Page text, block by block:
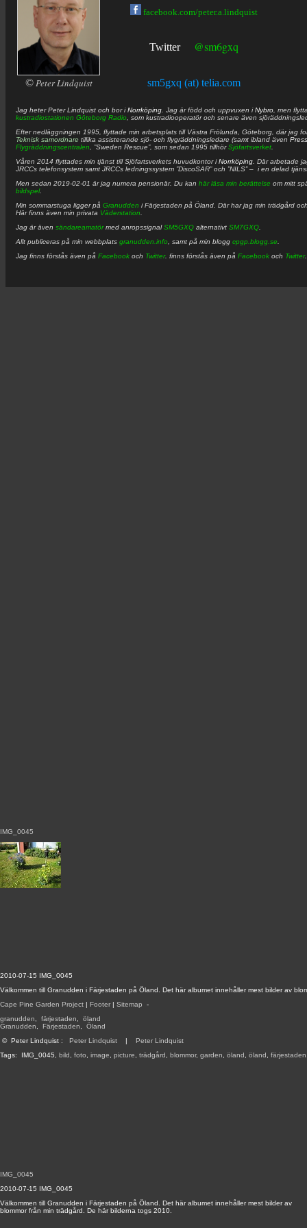
2010-07-15 IMG_0045
Välkommen till Granudden i Färjestaden på Öland. Det här albumet innehåller mest bilder av
Cape Pine Garden Project | Footer | Sitemap -
granudden
färjestaden
öland
Granudden
Färjestaden
Öland
© Peter Lindquist : Peter Lindquist | Peter Lindquist
Tags: IMG_0045 bild foto image picture trädgård blommor, garden öland öland färjestaden
IMG_0045
IMG_0045
2010-07-15 IMG_0045
Välkommen till Granudden i Färjestaden på Öland. Det här albumet innehåller mest bilder av
blommor från min trädgård. De här bilderna togs 2010.
© Peter Lindquist
facebook.com/peter.a.lindquist
Twitter @sm6gxq
sm5gxq (at) telia.com
Jag heterPeter Lindquist och bor iNorrköping . Jag är född och uppvuxen iNybro , men
kustradiostationen Göteborg Radio , som kustradiooperatör och senare även
Efter nedläggningen 1995, flyttade min arbetsplats till Västra Frölunda, Göteborg, där jag
Teknisk samordnare tillika assisterande sjö- och flygräddningsledare (samt ibland även
Flygräddningscentralen , ”Sweden Rescue”, som sedan 1995 tillhörSjöfartsverket
Våren 2014 flyttades min tjänst till Sjöfartsverkets huvudkontor iNorrköping . Där arbetade
JRCCs telefonsystem samt JRCCs ledningssystem ”DiscoSAR” och ”NILS” – i en delad
Men sedan 2019-02-01 är jag numera pensionär. Du kan här läsa min berättelse om mitt
bildspel.
Min sommarstuga ligger på Granudden i Färjestaden på Öland. Där har jag min trädgård
Här finns även min privata Väderstation
Jag är även sändareamatörmed anropssignalSM5GXQ alternativt SM7GXQ
Allt publiceras på min webbplats granudden.info , samt på min blogg cpgp.blogg.se
Jag finns förstås även på Facebook och Twitter. finns förstås även på Facebook och Twitter.